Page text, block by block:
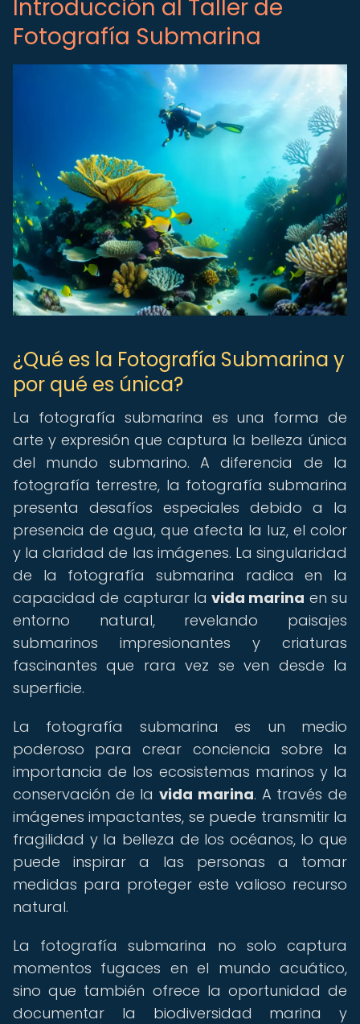
Introducción al Taller de
Fotografía Submarina
¿Qué es la Fotografía Submarina y
por qué es única?
La fotografía submarina es una forma de
arte y expresión que captura la belleza única
del mundo submarino. A diferencia de la
fotografía terrestre, la fotografía submarina
presenta desafíos especiales debido a la
presencia de agua, que afecta la luz, el color
y la claridad de las imágenes. La singularidad
de la fotografía submarina radica en la
capacidad de capturar lavida marina en su
entorno natural, revelando paisajes
submarinos impresionantes y criaturas
fascinantes que rara vez se ven desde la
superficie.
La fotografía submarina es un medio
poderoso para crear conciencia sobre la
importancia de los ecosistemas marinos y la
conservación de lavida marina. A través de
imágenes impactantes, se puede transmitir la
fragilidad y la belleza de los océanos, lo que
puede inspirar a las personas a tomar
medidas para proteger este valioso recurso
natural.
La fotografía submarina no solo captura
momentos fugaces en el mundo acuático,
sino que también ofrece la oportunidad de
documentar la biodiversidad marina y